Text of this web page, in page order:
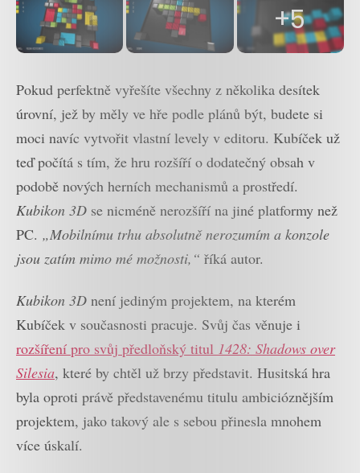
+5
Pokud perfektně vyřešíte všechny z několika desítek
úrovní, jež by měly ve hře podle plánů být, budete si
moci navíc vytvořit vlastní levely v editoru. Kubíček už
teď počítá s tím, že hru rozšíří o dodatečný obsah v
podobě nových herních mechanismů a prostředí.
Kubikon 3D se nicméně nerozšíří na jiné platformy než
PC. „Mobilnímu trhu absolutně nerozumím a konzole
jsou zatím mimo mé možnosti,“ říká autor.
Kubikon 3D není jediným projektem, na kterém
Kubíček v současnosti pracuje. Svůj čas věnuje i
rozšíření pro svůj předloňský titul 1428: Shadows over
Silesia, které by chtěl už brzy představit. Husitská hra
byla oproti právě představenému titulu ambicióznějším
projektem, jako takový ale s sebou přinesla mnohem
více úskalí.